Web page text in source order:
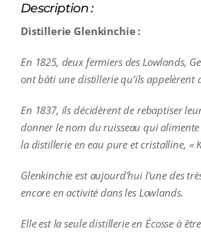
Description :
Distillerie Glenkinchie :
En 1825, deux fermiers des Lowlands,
ont bâti une distillerie qu’ils appelèrent
En 1837, ils décidèrent de rebaptiser
donner le nom du ruisseau qui
la distillerie en eau pure et cristalline, «
Glenkinchie est aujourd’hui l’une des
encore en activité dans les Lowlands.
Elle est la seule distillerie en Écosse à